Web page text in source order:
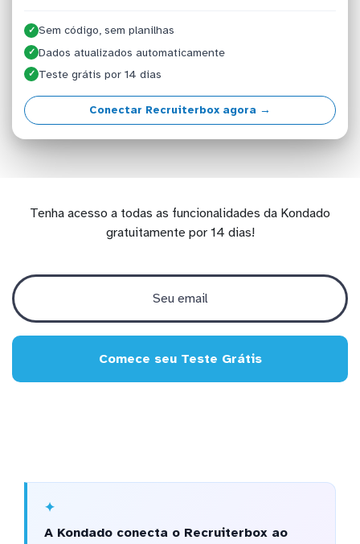
✓ Sem código, sem planilhas
✓ Dados atualizados automaticamente
✓ Teste grátis por 14 dias
Conectar Recruiterbox agora →
Tenha acesso a todas as funcionalidades da Kondado
gratuitamente por 14 dias!
Comece seu Teste Grátis
A Kondado conecta o Recruiterbox ao